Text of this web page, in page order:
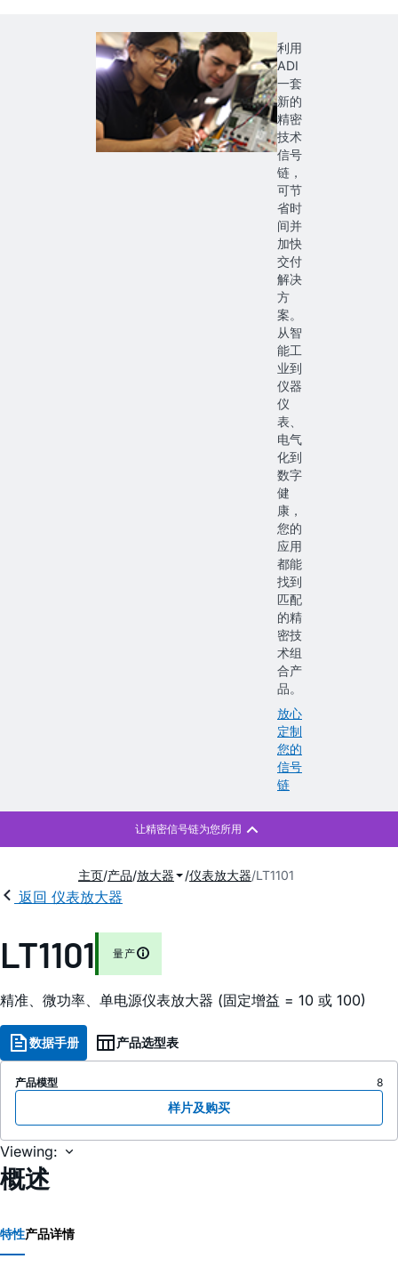
利用
ADI
一套
新的
精密
技术
信号
链，
可节
省时
间并
加快
交付
解决
方
案。
从智
能工
业到
仪器
仪
表、
电气
化到
数字
健
康，
您的
应用
都能
找到
匹配
的精
密技
术组
合产
品。
放心
定制
您的
信号
链
主页 产品 放大器 仪表放大器 LT1101
返回 仪表放大器
LT1101 量产
精准、微功率、单电源仪表放大器 (固定增益 = 10 或 100)
数据手册 产品选型表
产品模型 8
样片及购买
Viewing:
概述
特性产品详情